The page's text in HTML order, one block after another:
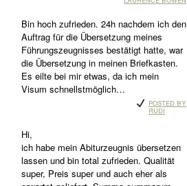
Bin hoch zufrieden. 24h nachdem ich den
Auftrag für die Übersetzung meines
Führungszeugnisses bestätigt hatte, war
die Übersetzung in meinen Briefkasten.
Es eilte bei mir etwas, da ich mein
Visum schnellstmöglich…
Posted by
Rudi
Hi,
ich habe mein Abiturzeugnis übersetzen
lassen und bin total zufrieden. Qualität
super, Preis super und auch eher als